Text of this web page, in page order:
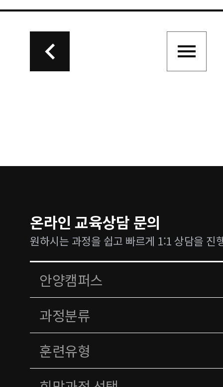
온라인 교육상담 문의
원하시는 과정을 쉽고 빠르게 1:1 상담을 진